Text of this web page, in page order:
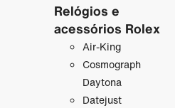
Relógios e
acessórios Rolex
Air-King
Cosmograph
Daytona
Datejust